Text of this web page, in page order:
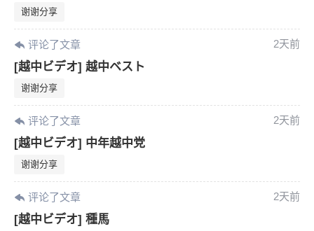
谢谢分享
评论了文章 2天前
[越中ビデオ] 越中ベスト
谢谢分享
评论了文章 2天前
[越中ビデオ] 中年越中党
谢谢分享
评论了文章 2天前
[越中ビデオ] 種馬